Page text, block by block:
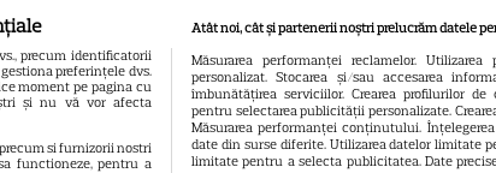
precum identificatorii
preferințele dvs.
moment pe pagina cu
și nu vă vor afecta
si furnizorii nostri
functioneze, pentru a
Atât noi, cât și partenerii noștri prelucrăm datele
Măsurarea performanței reclamelor.
personalizat. Stocarea și/sau accesarea
îmbunătățirea serviciilor. Crearea profilurilor
pentru selectarea publicității personalizate.
Măsurarea performanței conținutului.
date din surse diferite. Utilizarea datelor limitate
limitate pentru a selecta publicitatea. Date